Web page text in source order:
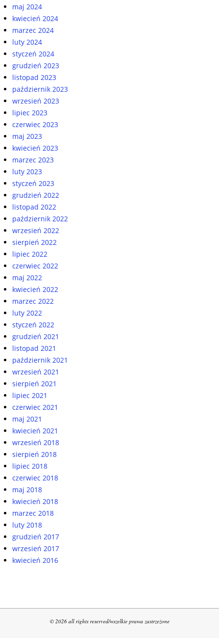
maj 2024
kwiecień 2024
marzec 2024
luty 2024
styczeń 2024
grudzień 2023
listopad 2023
październik 2023
wrzesień 2023
lipiec 2023
czerwiec 2023
maj 2023
kwiecień 2023
marzec 2023
luty 2023
styczeń 2023
grudzień 2022
listopad 2022
październik 2022
wrzesień 2022
sierpień 2022
lipiec 2022
czerwiec 2022
maj 2022
kwiecień 2022
marzec 2022
luty 2022
styczeń 2022
grudzień 2021
listopad 2021
październik 2021
wrzesień 2021
sierpień 2021
lipiec 2021
czerwiec 2021
maj 2021
kwiecień 2021
wrzesień 2018
sierpień 2018
lipiec 2018
czerwiec 2018
maj 2018
kwiecień 2018
marzec 2018
luty 2018
grudzień 2017
wrzesień 2017
kwiecień 2016
© 2026 all rights reserved/wszelkie prawa zastrzeżone